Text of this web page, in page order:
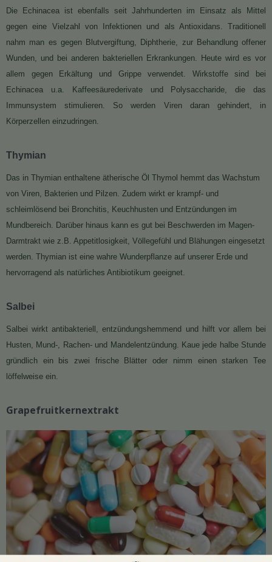
Die Echinacea ist ebenfalls seit Jahrhunderten im Einsatz als Mittel
gegen eine Vielzahl von Infektionen und als Antioxidans. Traditionell
nahm man es gegen Blutvergiftung, Diphtherie, zur Behandlung offener
Wunden, und bei anderen bakteriellen Erkrankungen. Heute wird es vor
allem gegen Erkältung und Grippe verwendet. Wirkstoffe sind bei
Echinacea u.a. Kaffeesäurederivate und Polysaccharide, die das
Immunsystem stimulieren. So werden Viren daran gehindert, in
Körperzellen einzudringen.
Thymian
Das in Thymian enthaltene ätherische Öl Thymol hemmt das Wachstum
von Viren, Bakterien und Pilzen. Zudem wirkt er krampf- und
schleimlösend bei Bronchitis, Keuchhusten und Entzündungen im
Mundbereich. Darüber hinaus kann es gut bei Beschwerden im Magen-
Darmtrakt wie z.B. Appetitlosigkeit, Völlegefühl und Blähungen eingesetzt
werden. Thymian ist eine wahre Wunderpflanze auf unserer Erde und
hervorragend als natürliches Antibiotikum geeignet.
Salbei
Salbei wirkt antibakteriell, entzündungshemmend und hilft vor allem bei
Husten, Mund-, Rachen- und Mandelentzündung. Kaue jede halbe Stunde
gründlich ein bis zwei frische Blätter oder nimm einen starken Tee
löffelweise ein.
Grapefruitkernextrakt